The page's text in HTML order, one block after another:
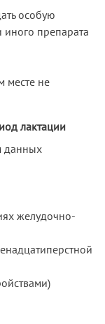
особую
иного препарата
месте не
лактации
данных
желудочно-